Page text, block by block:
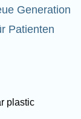
Generation
Patienten